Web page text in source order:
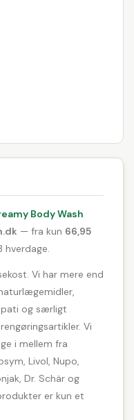
Body Wash
— fra kun 66,95
hverdage.
Vi har mere end
og særligt
Vi
i mellem fra
Livol, Nupo,
Dr. Schär og
er kun et